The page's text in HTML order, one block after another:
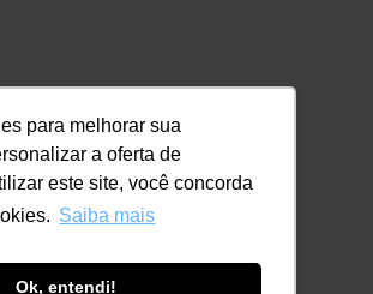
para melhorar sua
a oferta de
este site, você concorda
Saiba mais
Ok, entendi!
2837
8322